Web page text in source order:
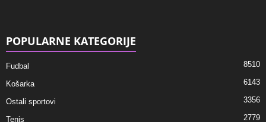
POPULARNE KATEGORIJE
Fudbal 8510
Košarka 6143
Ostali sportovi 3356
Tenis 2779